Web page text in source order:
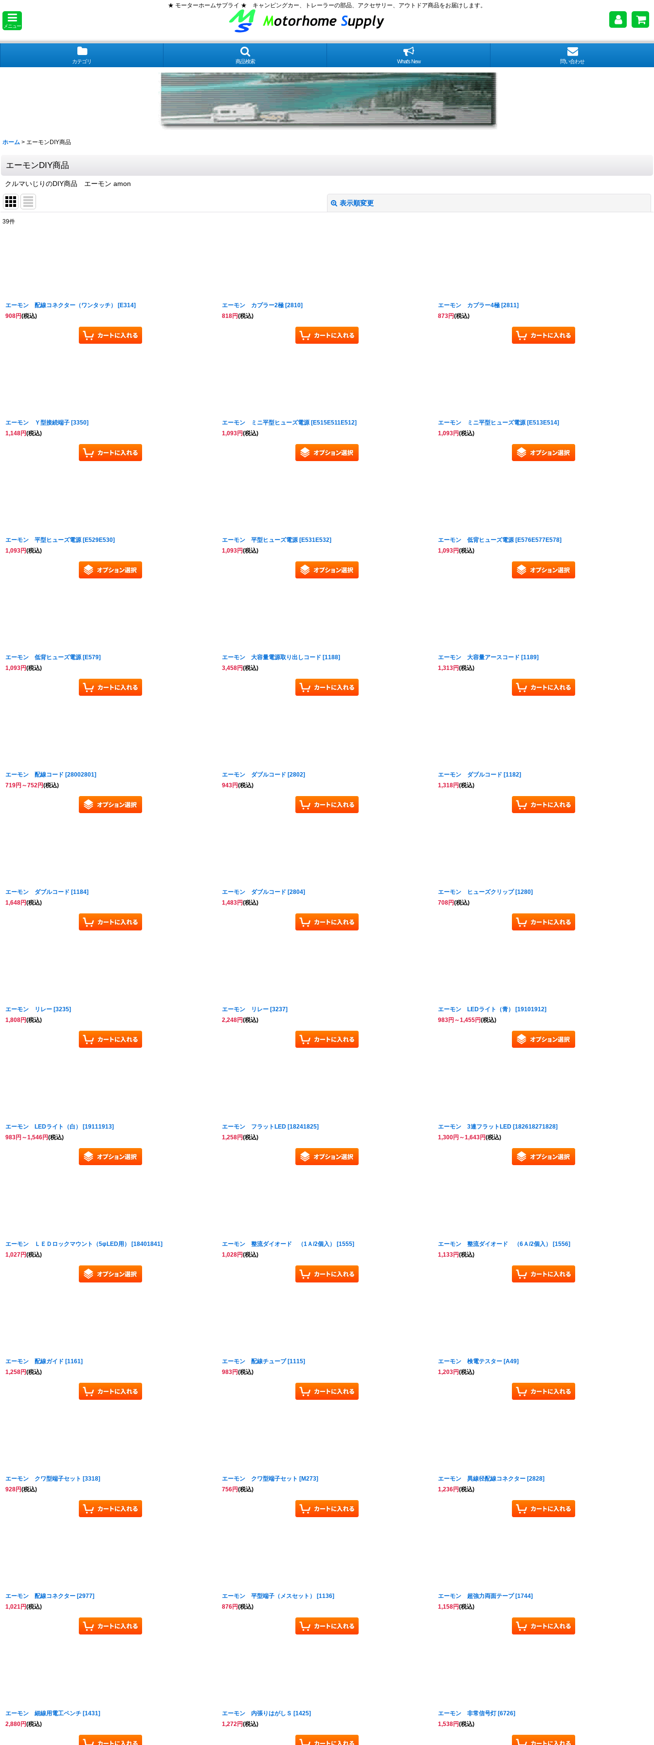
★ モーターホームサプライ ★ キャンピングカー、トレーラーの部品、アクセサリー、アウトドア商品をお届けします。
メニュー
カテゴリ 商品検索 What's New 問い合わせ
ホーム > エーモンDIY商品
エーモンDIY商品
クルマいじりのDIY商品 エーモン amon
表示順変更
39件
エーモン 配線コネクター（ワンタッチ） [E314]
908円(税込)
エーモン カプラー2極 [2810]
818円(税込)
エーモン カプラー4極 [2811]
873円(税込)
エーモン Ｙ型接続端子 [3350]
1,148円(税込)
エーモン ミニ平型ヒューズ電源 [E515E511E512]
1,093円(税込)
エーモン ミニ平型ヒューズ電源 [E513E514]
1,093円(税込)
エーモン 平型ヒューズ電源 [E529E530]
1,093円(税込)
エーモン 平型ヒューズ電源 [E531E532]
1,093円(税込)
エーモン 低背ヒューズ電源 [E576E577E578]
1,093円(税込)
エーモン 低背ヒューズ電源 [E579]
1,093円(税込)
エーモン 大容量電源取り出しコード [1188]
3,458円(税込)
エーモン 大容量アースコード [1189]
1,313円(税込)
エーモン 配線コード [28002801]
719円 ～752円(税込)
エーモン ダブルコード [2802]
943円(税込)
エーモン ダブルコード [1182]
1,318円(税込)
エーモン ダブルコード [1184]
1,648円(税込)
エーモン ダブルコード [2804]
1,483円(税込)
エーモン ヒューズクリップ [1280]
708円(税込)
エーモン リレー [3235]
1,808円(税込)
エーモン リレー [3237]
2,248円(税込)
エーモン LEDライト（青） [19101912]
983円 ～1,455円(税込)
エーモン LEDライト（白） [19111913]
983円 ～1,546円(税込)
エーモン フラットLED [18241825]
1,258円(税込)
エーモン 3連フラットLED [182618271828]
1,300円 ～1,643円(税込)
エーモン ＬＥＤロックマウント（5φLED用） [18401841]
1,027円(税込)
エーモン 整流ダイオード （1Ａ/2個入） [1555]
1,028円(税込)
エーモン 整流ダイオード （6Ａ/2個入） [1556]
1,133円(税込)
エーモン 配線ガイド [1161]
1,258円(税込)
エーモン 配線チューブ [1115]
983円(税込)
エーモン 検電テスター [A49]
1,203円(税込)
エーモン クワ型端子セット [3318]
928円(税込)
エーモン クワ型端子セット [M273]
756円(税込)
エーモン 異線径配線コネクター [2828]
1,236円(税込)
エーモン 配線コネクター [2977]
1,021円(税込)
エーモン 平型端子（メスセット） [1136]
876円(税込)
エーモン 超強力両面テープ [1744]
1,158円(税込)
エーモン 細線用電工ペンチ [1431]
2,880円(税込)
エーモン 内張りはがしＳ [1425]
1,272円(税込)
エーモン 非常信号灯 [6726]
1,538円(税込)